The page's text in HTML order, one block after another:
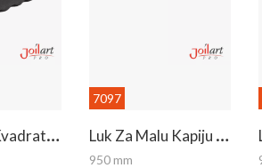
G
Rifovane Kvadratne Kutije
7097
L
Uk Za Malu Kapiju - Gornji
950 mm